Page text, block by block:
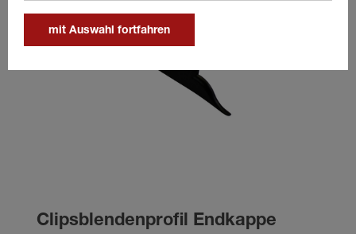
Clipsblendenprofil Endkappe
mit Auswahl fortfahren